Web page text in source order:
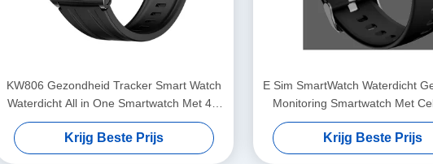
KW806 Gezondheid Tracker Smart Watch
Waterdicht All in One Smartwatch Met 4G
Connectiviteit
Krijg Beste Prijs
E Sim SmartWatch Waterdicht
Monitoring Smartwatch Met
GPS
Krijg Beste Prijs